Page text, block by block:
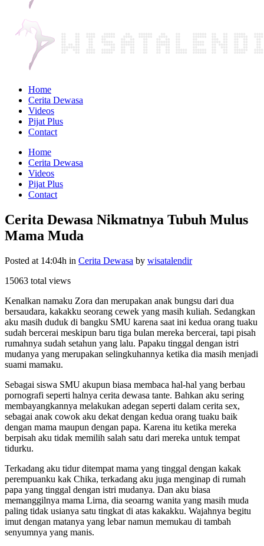
Home
Cerita Dewasa
Videos
Pijat Plus
Contact
Home
Cerita Dewasa
Videos
Pijat Plus
Contact
Cerita Dewasa Nikmatnya Tubuh Mulus
Mama Muda
Posted at 14:04h in Cerita Dewasa by wisatalendir
15063 total views
Kenalkan namaku Zora dan merupakan anak bungsu dari dua
bersaudara, kakakku seorang cewek yang masih kuliah. Sedangkan
aku masih duduk di bangku SMU karena saat ini kedua orang tuaku
sudah bercerai meskipun baru tiga bulan mereka bercerai, tapi pisah
rumahnya sudah setahun yang lalu. Papaku tinggal dengan istri
mudanya yang merupakan selingkuhannya ketika dia masih menjadi
suami mamaku.
Sebagai siswa SMU akupun biasa membaca hal-hal yang berbau
pornografi seperti halnya cerita dewasa tante. Bahkan aku sering
membayangkannya melakukan adegan seperti dalam cerita sex,
sebagai anak cowok aku dekat dengan kedua orang tuaku baik
dengan mama maupun dengan papa. Karena itu ketika mereka
berpisah aku tidak memilih salah satu dari mereka untuk tempat
tidurku.
Terkadang aku tidur ditempat mama yang tinggal dengan kakak
perempuanku kak Chika, terkadang aku juga menginap di rumah
papa yang tinggal dengan istri mudanya. Dan aku biasa
memanggilnya mama Lirna, dia seoarng wanita yang masih muda
paling tidak usianya satu tingkat di atas kakakku. Wajahnya begitu
imut dengan matanya yang lebar namun memukau di tambah
senyumnya yang manis.